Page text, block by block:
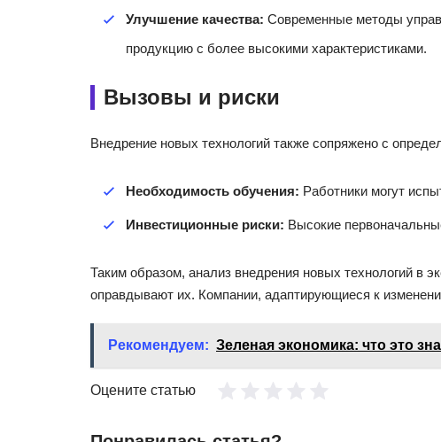
Улучшение качества: Современные методы
продукцию с более высокими характеристиками.
Вызовы и риски
Внедрение новых технологий также сопряжено с
Необходимость обучения: Работники могут
Инвестиционные риски: Высокие
Таким образом, анализ внедрения новых технологий в
оправдывают их. Компании, адаптирующиеся к
Рекомендуем: Зеленая экономика: что это
Оцените статью